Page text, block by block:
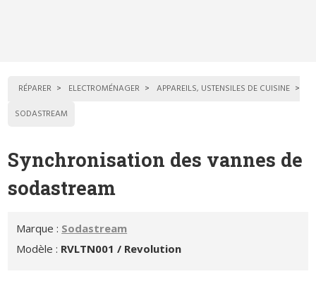
RÉPARER ELECTROMÉNAGER
APPAREILS, USTENSILES DE CUISINE
SODASTREAM
Synchronisation des vannes de
sodastream
Marque : Sodastream
Modèle : RVLTN001 / Revolution